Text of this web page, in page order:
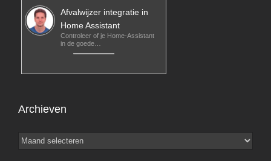
Afvalwijzer integratie in
Home Assistant
Controleer of je Home-Assistant
in de goede…
Archieven
Archieven